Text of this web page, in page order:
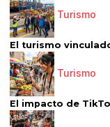
Turismo
El turismo
Turismo
El impacto de